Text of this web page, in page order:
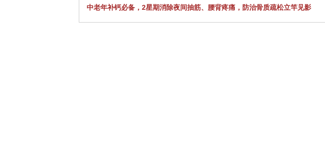
中老年补钙必备，2星期消除夜间抽筋、腰背疼痛，防治骨质疏松立竿见影